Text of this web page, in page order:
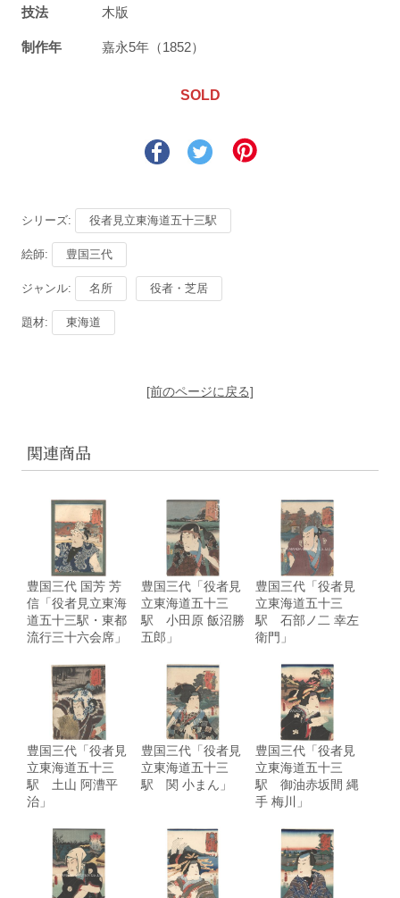
技法 木版
制作年 嘉永5年（1852）
SOLD
シリーズ: 役者見立東海道五十三駅
絵師: 豊国三代
ジャンル: 名所 役者・芝居
題材: 東海道
[前のページに戻る]
関連商品
豊国三代 国芳 芳
信「役者見立東海
道五十三駅・東都
流行三十六会席」
豊国三代「役者見
立東海道五十三
駅 小田原 飯沼勝
五郎」
豊国三代「役者見
立東海道五十三
駅 石部ノ二 幸左
衛門」
豊国三代「役者見
立東海道五十三
駅 土山 阿漕平
治」
豊国三代「役者見
立東海道五十三
駅 関 小まん」
豊国三代「役者見
立東海道五十三
駅 御油赤坂間 縄
手 梅川」